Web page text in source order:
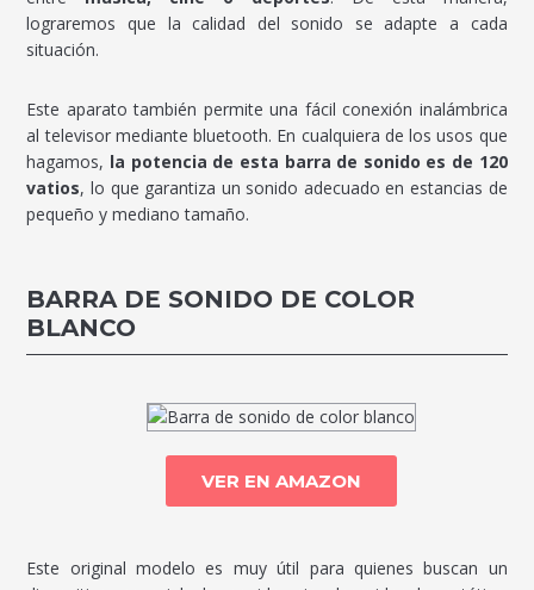
lograremos que la calidad del sonido se adapte a cada
situación.
Este aparato también permite una fácil conexión inalámbrica
al televisor mediante bluetooth. En cualquiera de los usos que
hagamos, la potencia de esta barra de sonido es de 120
vatios, lo que garantiza un sonido adecuado en estancias de
pequeño y mediano tamaño.
BARRA DE SONIDO DE COLOR
BLANCO
VER EN AMAZON
Este original modelo es muy útil para quienes buscan un